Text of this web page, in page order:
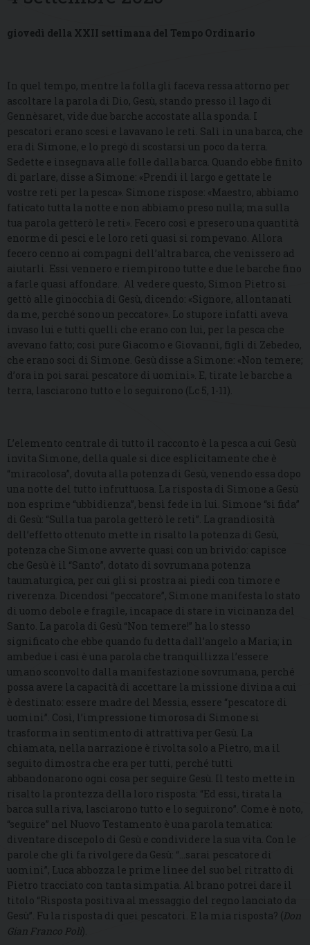
giovedì della XXII settimana del Tempo Ordinario
In quel tempo, mentre la folla gli faceva ressa attorno per
ascoltare la parola di Dio, Gesù, stando presso il lago di
Gennèsaret, vide due barche accostate alla sponda. I
pescatori erano scesi e lavavano le reti. Salì in una barca, che
era di Simone, e lo pregò di scostarsi un poco da terra.
Sedette e insegnava alle folle dalla barca. Quando ebbe finito
di parlare, disse a Simone: «Prendi il largo e gettate le
vostre reti per la pesca». Simone rispose: «Maestro, abbiamo
faticato tutta la notte e non abbiamo preso nulla; ma sulla
tua parola getterò le reti». Fecero così e presero una quantità
enorme di pesci e le loro reti quasi si rompevano. Allora
fecero cenno ai compagni dell’altra barca, che venissero ad
aiutarli. Essi vennero e riempirono tutte e due le barche fino
a farle quasi affondare. Al vedere questo, Simon Pietro si
gettò alle ginocchia di Gesù, dicendo: «Signore, allontanati
da me, perché sono un peccatore». Lo stupore infatti aveva
invaso lui e tutti quelli che erano con lui, per la pesca che
avevano fatto; così pure Giacomo e Giovanni, figli di Zebedeo,
che erano soci di Simone. Gesù disse a Simone: «Non temere;
d’ora in poi sarai pescatore di uomini». E, tirate le barche a
terra, lasciarono tutto e lo seguirono (Lc 5, 1-11).
L’elemento centrale di tutto il racconto è la pesca a cui Gesù
invita Simone, della quale si dice esplicitamente che è
“miracolosa”, dovuta alla potenza di Gesù, venendo essa dopo
una notte del tutto infruttuosa. La risposta di Simone a Gesù
non esprime “ubbidienza”, bensì fede in lui. Simone “si fida”
di Gesù: “Sulla tua parola getterò le reti”. La grandiosità
dell’effetto ottenuto mette in risalto la potenza di Gesù,
potenza che Simone avverte quasi con un brivido: capisce
che Gesù è il “Santo”, dotato di sovrumana potenza
taumaturgica, per cui gli si prostra ai piedi con timore e
riverenza. Dicendosi “peccatore”, Simone manifesta lo stato
di uomo debole e fragile, incapace di stare in vicinanza del
Santo. La parola di Gesù “Non temere!” ha lo stesso
significato che ebbe quando fu detta dall’angelo a Maria; in
ambedue i casi è una parola che tranquillizza l’essere
umano sconvolto dalla manifestazione sovrumana, perché
possa avere la capacità di accettare la missione divina a cui
è destinato: essere madre del Messia, essere “pescatore di
uomini”. Così, l’impressione timorosa di Simone si
trasforma in sentimento di attrattiva per Gesù. La
chiamata, nella narrazione è rivolta solo a Pietro, ma il
seguito dimostra che era per tutti, perché tutti
abbandonarono ogni cosa per seguire Gesù. Il testo mette in
risalto la prontezza della loro risposta: “Ed essi, tirata la
barca sulla riva, lasciarono tutto e lo seguirono”. Come è noto,
“seguire” nel Nuovo Testamento è una parola tematica:
diventare discepolo di Gesù e condividere la sua vita. Con le
parole che gli fa rivolgere da Gesù: “…sarai pescatore di
uomini”, Luca abbozza le prime linee del suo bel ritratto di
Pietro tracciato con tanta simpatia. Al brano potrei dare il
titolo “Risposta positiva al messaggio del regno lanciato da
Gesù”. Fu la risposta di quei pescatori. E la mia risposta? (Don
Gian Franco Poli).